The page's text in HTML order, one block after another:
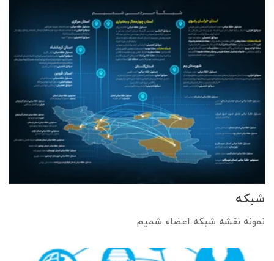
شبکه
نمونه نقشه شبکه اعضاء شمیم